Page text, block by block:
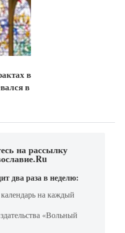
в
в
на рассылку
два раза в неделю:
на каждый
«Вольный